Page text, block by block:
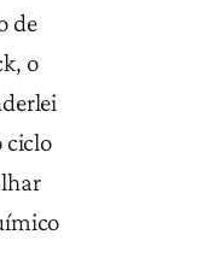
de
o
ciclo